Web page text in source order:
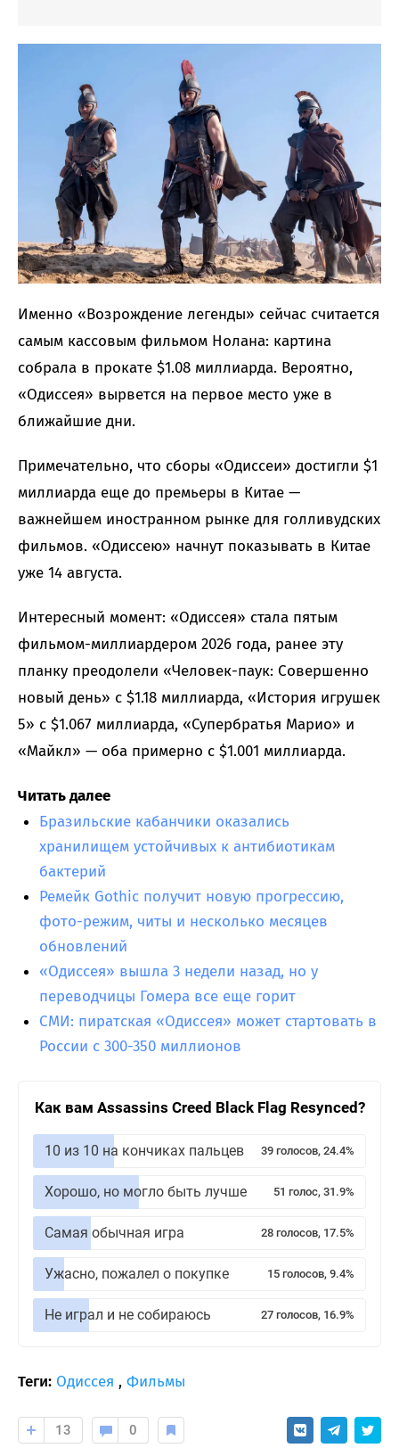
Именно «Возрождение легенды» сейчас считается
самым кассовым фильмом Нолана: картина
собрала в прокате $1.08 миллиарда. Вероятно,
«Одиссея» вырвется на первое место уже в
ближайшие дни.
Примечательно, что сборы «Одиссеи» достигли $1
миллиарда еще до премьеры в Китае —
важнейшем иностранном рынке для голливудских
фильмов. «Одиссею» начнут показывать в Китае
уже 14 августа.
Интересный момент: «Одиссея» стала пятым
фильмом-миллиардером 2026 года, ранее эту
планку преодолели «Человек-паук: Совершенно
новый день» с $1.18 миллиарда, «История игрушек
5» с $1.067 миллиарда, «Супербратья Марио» и
«Майкл» — оба примерно с $1.001 миллиарда.
Читать далее
Бразильские кабанчики оказались
хранилищем устойчивых к антибиотикам
бактерий
Ремейк Gothic получит новую прогрессию,
фото-режим, читы и несколько месяцев
обновлений
«Одиссея» вышла 3 недели назад, но у
переводчицы Гомера все еще горит
СМИ: пиратская «Одиссея» может стартовать в
России с 300-350 миллионов
Как вам Assassins Creed Black Flag Resynced?
10 из 10 на кончиках пальцев 39 голосов, 24.4%
Хорошо, но могло быть лучше 51 голос, 31.9%
Самая обычная игра 28 голосов, 17.5%
Ужасно, пожалел о покупке 15 голосов, 9.4%
Не играл и не собираюсь 27 голосов, 16.9%
Теги: Одиссея , Фильмы
13 0